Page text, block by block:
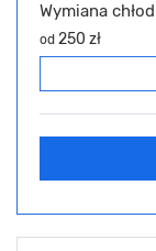
Wymiana
od 250 zł